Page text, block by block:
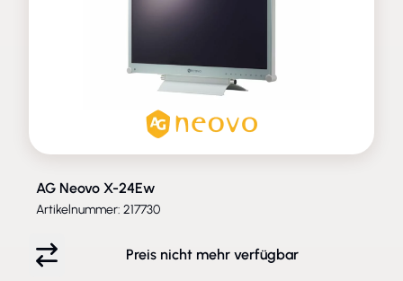
AG Neovo X-24Ew
Artikelnummer: 217730
Preis nicht mehr verfügbar